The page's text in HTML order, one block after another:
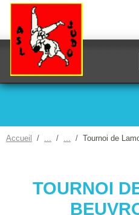
Accueil Tournoi de
TOURNOI
Panneau de gestion des cookies